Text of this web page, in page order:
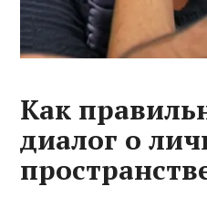
Как
диалог о